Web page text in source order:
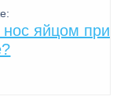
нос яйцом при